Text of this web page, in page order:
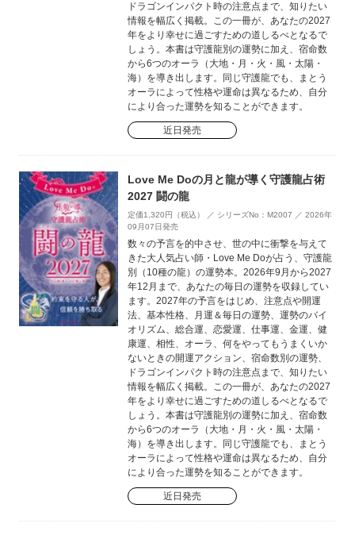
ドラゴンインパクト時の注意点まで、知りたい
情報を幅広く掲載。この一冊が、あなたの2027
年をより幸せに過ごすための道しるべとなるで
しょう。本書は守護龍別の運勢に加え、宿命数
から6つのオーラ（大地・月・火・風・太陽・
海）を導き出します。同じ守護龍でも、まとう
オーラによって性格や運命は異なるため、自分
により合った運勢を知ることができます。
近日発売
Love Me Doの月と龍が導く守護龍占術
2027 闘の龍
定価1,320円（税込） ／ シリーズNo：M2007 ／ 2026年
09月07日発売
数々の予言を的中させ、世の中に衝撃を与えて
きた大人気占い師・Love Me Doが占う、守護龍
別（10種の龍）の運勢本。2026年9月から2027
年12月まで、あなたの毎日の運勢を収録してい
ます。2027年の予言をはじめ、注意点や開運
法、基本性格、月運＆毎日の運勢、運勢のバイ
オリズム、総合運、恋愛運、仕事運、金運、健
康運、相性、オーラ、何をやってもうまくいか
ないときの開運アクション、宿命数別の運勢、
ドラゴンインパクト時の注意点まで、知りたい
情報を幅広く掲載。この一冊が、あなたの2027
年をより幸せに過ごすための道しるべとなるで
しょう。本書は守護龍別の運勢に加え、宿命数
から6つのオーラ（大地・月・火・風・太陽・
海）を導き出します。同じ守護龍でも、まとう
オーラによって性格や運命は異なるため、自分
により合った運勢を知ることができます。
近日発売